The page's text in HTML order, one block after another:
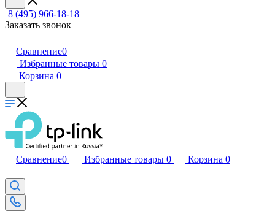
8 (495) 966-18-18
Заказать звонок
Сравнение0
Избранные товары 0
Корзина 0
Сравнение0 Избранные товары 0 Корзина 0